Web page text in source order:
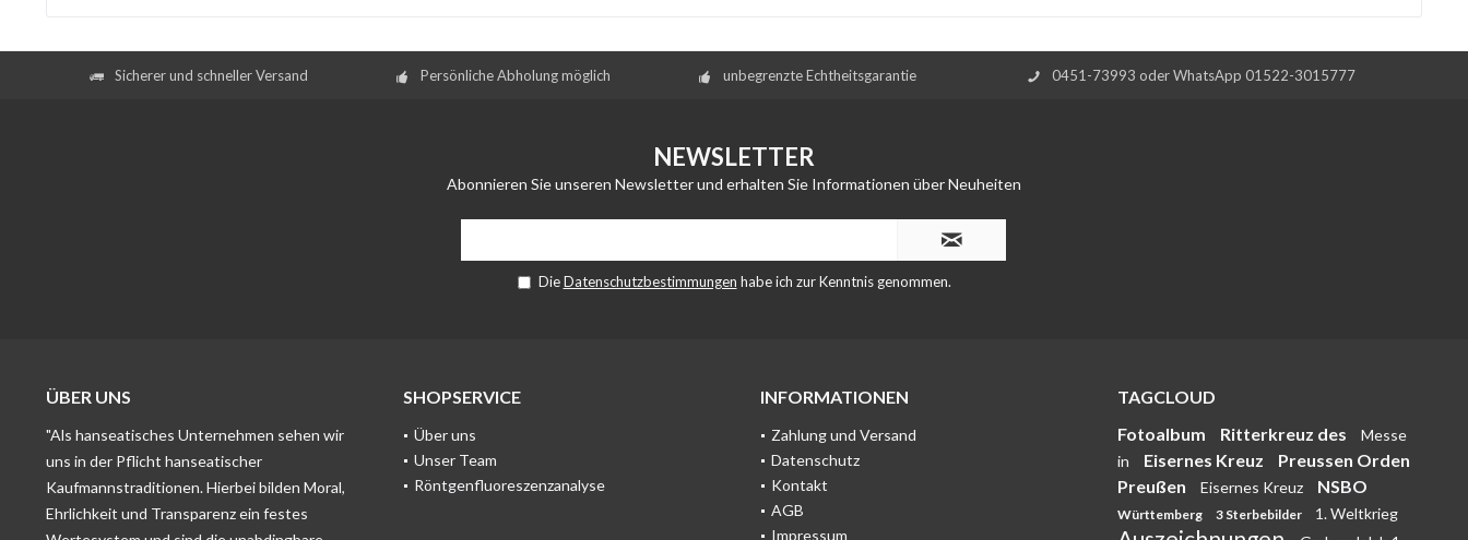
Sicherer und schneller Versand Persönliche Abholung möglich unbegrenzte Echtheitsgarantie 0451-73993 oder WhatsApp 01522-3015777
NEWSLETTER
Abonnieren Sie unseren Newsletter und erhalten Sie Informationen über Neuheiten
DieDatenschutzbestimmungen habe ich zur Kenntnis genommen.
ÜBER UNS
"Als hanseatisches Unternehmen sehen wir
uns in der Pflicht hanseatischer
Kaufmannstraditionen. Hierbei bilden Moral,
Ehrlichkeit und Transparenz ein festes
SHOPSERVICE
Über uns
Unser Team
Röntgenfluoreszenzanalyse
INFORMATIONEN
Zahlung und Versand
Datenschutz
Kontakt
AGB
Impressum
TAGCLOUD
Fotoalbum
Ritterkreuz des
Messe
in
Eisernes Kreuz
Preussen Orden
Preußen
Eisernes Kreuz NSBO
Württemberg 3 Sterbebilder 1. Weltkrieg